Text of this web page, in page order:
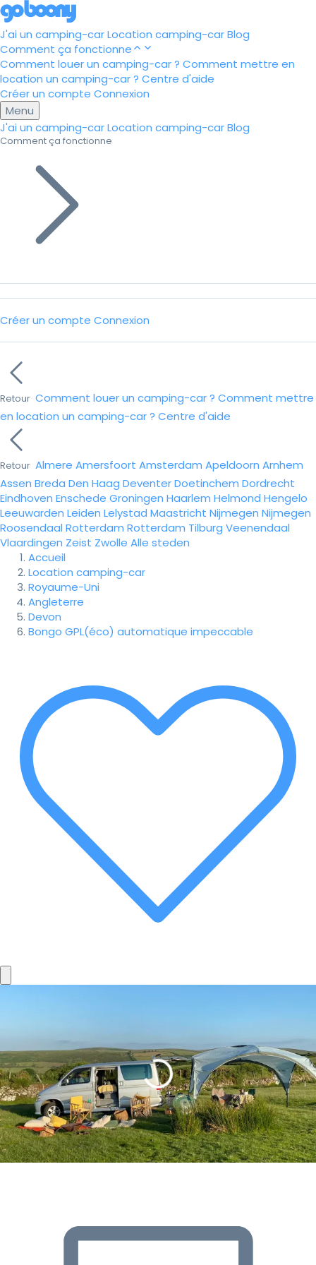
J'ai un camping-carLocation camping-carBlog
Comment ça fonctionne
Comment louer un camping-car ? Comment mettre en
location un camping-car ? Centre d'aide
Créer un compte Connexion
Menu
J'ai un camping-carLocation camping-carBlog
Comment ça fonctionne
Créer un compte Connexion
Retour Comment louer un camping-car ? Comment mettre
en location un camping-car ? Centre d'aide
Retour Almere Amersfoort Amsterdam Apeldoorn Arnhem
Assen Breda Den Haag DeventerDoetinchem Dordrecht
Eindhoven Enschede Groningen Haarlem Helmond Hengelo
Leeuwarden Leiden Lelystad Maastricht Nijmegen Nijmegen
Roosendaal Rotterdam Rotterdam Tilburg Veenendaal
Vlaardingen Zeist Zwolle Alle steden
Accueil
Location camping-car
Royaume-Uni
Angleterre
Devon
Bongo GPL(éco) automatique impeccable